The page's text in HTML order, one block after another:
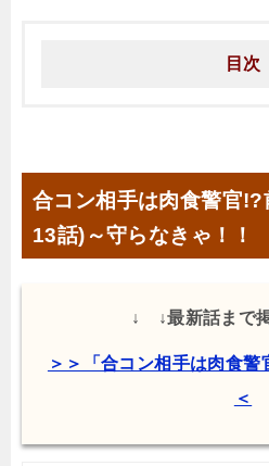
目次
合コン相手は肉食警官
13話)～守らなきゃ！！
↓ ↓最新話まで
＞＞「合コン相手は肉食
＜